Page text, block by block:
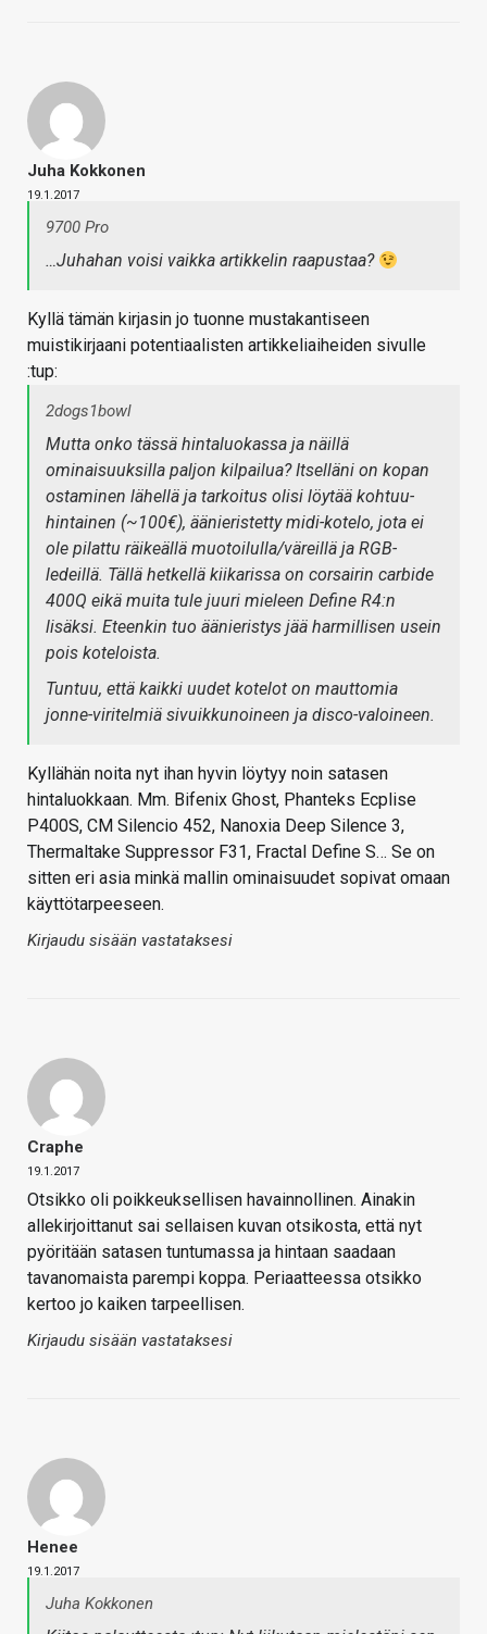
Juha Kokkonen
19.1.2017
9700 Pro
…Juhahan voisi vaikka artikkelin raapustaa?
Kyllä tämän kirjasin jo tuonne mustakantiseen
muistikirjaani potentiaalisten artikkeliaiheiden sivulle
:tup:
2dogs1bowl
Mutta onko tässä hintaluokassa ja näillä
ominaisuuksilla paljon kilpailua? Itselläni on kopan
ostaminen lähellä ja tarkoitus olisi löytää kohtuu-
hintainen (~100€), äänieristetty midi-kotelo, jota ei
ole pilattu räikeällä muotoilulla/väreillä ja RGB-
ledeillä. Tällä hetkellä kiikarissa on corsairin carbide
400Q eikä muita tule juuri mieleen Define R4:n
lisäksi. Eteenkin tuo äänieristys jää harmillisen usein
pois koteloista.
Tuntuu, että kaikki uudet kotelot on mauttomia
jonne-viritelmiä sivuikkunoineen ja disco-valoineen.
Kyllähän noita nyt ihan hyvin löytyy noin satasen
hintaluokkaan. Mm. Bifenix Ghost, Phanteks Ecplise
P400S, CM Silencio 452, Nanoxia Deep Silence 3,
Thermaltake Suppressor F31, Fractal Define S… Se on
sitten eri asia minkä mallin ominaisuudet sopivat omaan
käyttötarpeeseen.
Kirjaudu sisään vastataksesi
Craphe
19.1.2017
Otsikko oli poikkeuksellisen havainnollinen. Ainakin
allekirjoittanut sai sellaisen kuvan otsikosta, että nyt
pyöritään satasen tuntumassa ja hintaan saadaan
tavanomaista parempi koppa. Periaatteessa otsikko
kertoo jo kaiken tarpeellisen.
Kirjaudu sisään vastataksesi
Henee
19.1.2017
Juha Kokkonen